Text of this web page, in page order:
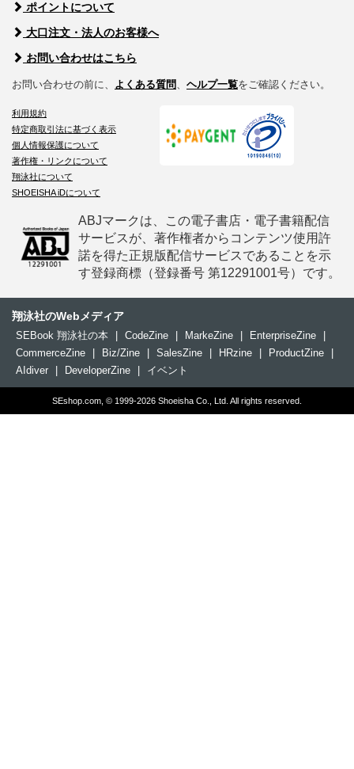
ポイントについて
大口注文・法人のお客様へ
お問い合わせはこちら
お問い合わせの前に、 よくある質問、 ヘルプ一覧をご確認ください。
利用規約
特定商取引法に基づく表示
個人情報保護について
著作権・リンクについて
翔泳社について
SHOEISHA iDについて
ABJマークは、この電子書店・電子書籍配信
サービスが、著作権者からコンテンツ使用許
諾を得た正規版配信サービスであることを示
す登録商標（登録番号 第12291001号）です。
翔泳社のWebメディア
SEBook 翔泳社の本 CodeZine MarkeZine EnterpriseZine
CommerceZine
Biz/Zine SalesZine HRzine ProductZine
AIdiver
DeveloperZine イベント
SEshop.com, © 1999-2026 Shoeisha Co., Ltd. All rights reserved.